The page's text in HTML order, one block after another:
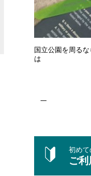
国立公園を周る
は
初め
ご